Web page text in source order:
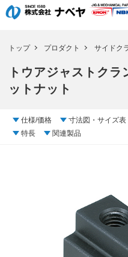
トップ プロダクト サイドク
トウアジャストク
ットナット
仕様/価格 寸法図・サイズ表
特長
関連製品